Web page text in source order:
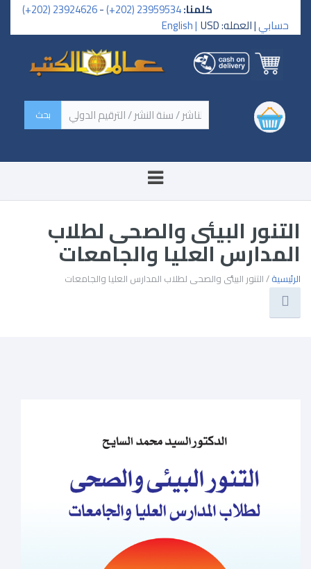
كلمنا:23959534 (202+)
-
23924626 (202+)
حسابي| العمله: USD English |
‏اسم الكتاب / اسم الناشر /
سنة النشر / الترقيم الدولي ‏
التنور البيئى والصحى لطلاب
المدارس العليا والجامعات
الرئيسية/ التنور البيئى والصحى لطلاب المدارس العليا والجامعات